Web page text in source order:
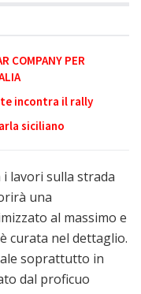
COMPANY PER
incontra il rally
siciliano
i lavori sulla strada
una
al massimo e
curata nel dettaglio.
soprattutto in
dal proficuo